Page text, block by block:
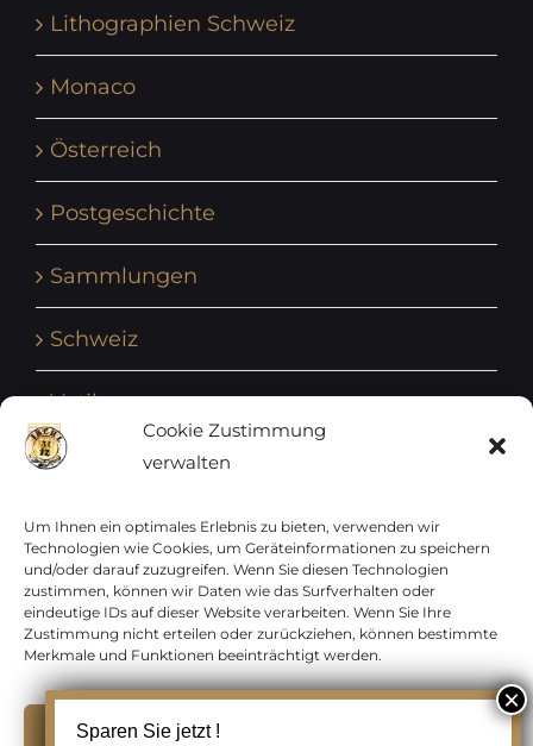
Cookie Zustimmung
verwalten
Um Ihnen ein optimales Erlebnis zu bieten, verwenden wir
Technologien wie Cookies, um Geräteinformationen zu speichern
und/oder darauf zuzugreifen. Wenn Sie diesen Technologien
zustimmen, können wir Daten wie das Surfverhalten oder
eindeutige IDs auf dieser Website verarbeiten. Wenn Sie Ihre
Zustimmung nicht erteilen oder zurückziehen, können bestimmte
Merkmale und Funktionen beeinträchtigt werden.
Lithographien Schweiz
Monaco
Österreich
Postgeschichte
Sammlungen
Schweiz
Vatikan
Vereinte Nationen
Vorphilatelie
Zensurbelege Österreich
Zensurbelege Schweiz
Sparen Sie jetzt !